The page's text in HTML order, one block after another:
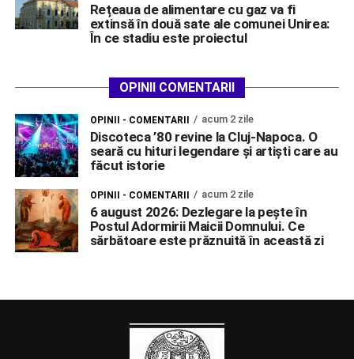
Rețeaua de alimentare cu gaz va fi
extinsă în două sate ale comunei Unirea:
În ce stadiu este proiectul
OPINII COMENTARII
OPINII - COMENTARII acum 2 zile
Discoteca ’80 revine la Cluj-Napoca. O
seară cu hituri legendare și artiști care au
făcut istorie
OPINII - COMENTARII acum 2 zile
6 august 2026: Dezlegare la pește în
Postul Adormirii Maicii Domnului. Ce
sărbătoare este prăznuită în această zi